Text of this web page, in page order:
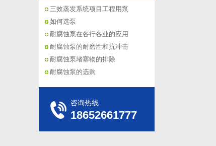
三效蒸发系统项目工程用泵
如何选泵
耐腐蚀泵在各行各业的应用
耐腐蚀泵的耐磨性和抗冲击
耐腐蚀泵堵塞物的排除
耐腐蚀泵的选购
咨询热线
18652661777